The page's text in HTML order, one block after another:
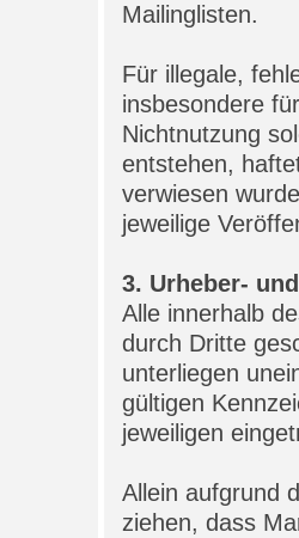
Mailinglisten.
Für illegale,
insbesondere
Nichtnutzung
entstehen,
verwiesen
jeweilige
3. Urheber-
Alle innerhalb
durch Dritte
unterliegen
gültigen
jeweiligen
Allein aufgrund
ziehen, dass